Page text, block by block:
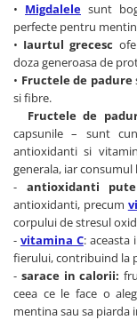
Zahar si indulcitori
Batoane
Dulciuri bio
Guma de mestecat
Snacksuri
Seminte, fructe
Mixuri, condimente
Mixuri
Condimente
Mirodenii
Maioneza bio
Pesto Bio
Semipreparate
• Migdalele sunt
perfecte pentru
• Iaurtul grecesc
doza generoasa de
• Fructele de padure
si fibre.
Fructele de
capsunile – sunt
antioxidanti si
generala, iar
- antioxidanti
antioxidanti, precum
corpului de stresul
- vitamina C: aceasta
fierului, contribuind la
- sarace in calorii:
ceea ce le face o
mentina sau sa piarda